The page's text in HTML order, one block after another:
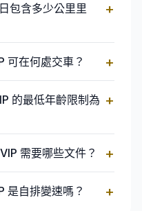
包含多少公里里
+
可在何處交車？ +
的最低年齡限制為 +
需要哪些文件？ +
是自排變速嗎？ +